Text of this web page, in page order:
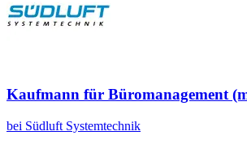
Kaufmann für Büromanagement
bei Südluft Systemtechnik